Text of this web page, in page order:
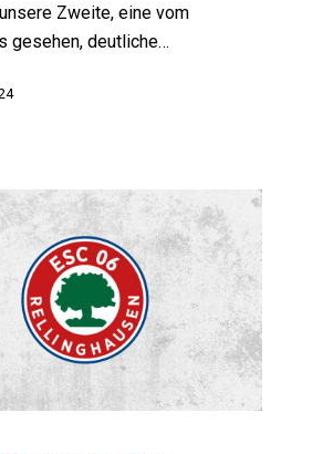
Zweite, eine vom
gesehen, deutliche…